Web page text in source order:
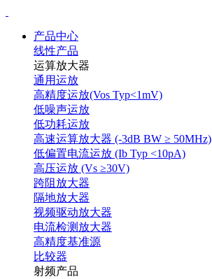
产品中心
线性产品
运算放大器
通用运放
高精度运放(Vos Typ<1mV)
低噪声运放
低功耗运放
高速运算放大器 (-3dB BW ≥ 50MHz)
低偏置电流运放 (Ib Typ <10pA)
高压运放 (Vs ≥30V)
跨阻放大器
隔地放大器
视频驱动放大器
电流检测放大器
高精度基准源
比较器
射频产品